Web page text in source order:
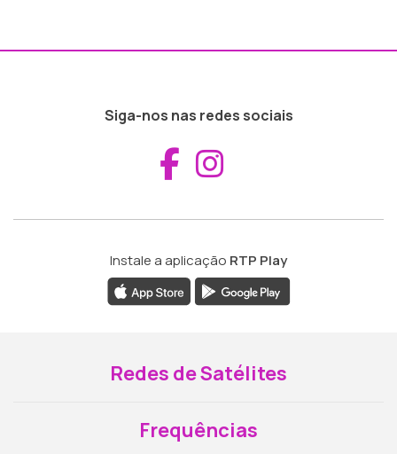
Siga-nos nas redes sociais
Aceder ao
Instale a aplicação RTP Play
Redes de Satélites
Frequências